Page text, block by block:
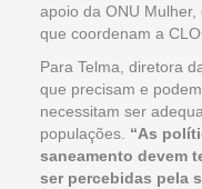
apoio da ONU
que coordenam a
Para Telma, diretora
que precisam e
necessitam ser
populações. “As
saneamento devem
ser percebidas pela